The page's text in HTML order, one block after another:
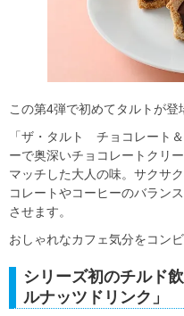
この第4弾で初めてタルトが登
「ザ・タルト チョコレート
ーで奥深いチョコレートクリ
マッチした大人の味。サクサ
コレートやコーヒーのバラン
させます。
おしゃれなカフェ気分をコン
シリーズ初のチルド
ルナッツドリンク」